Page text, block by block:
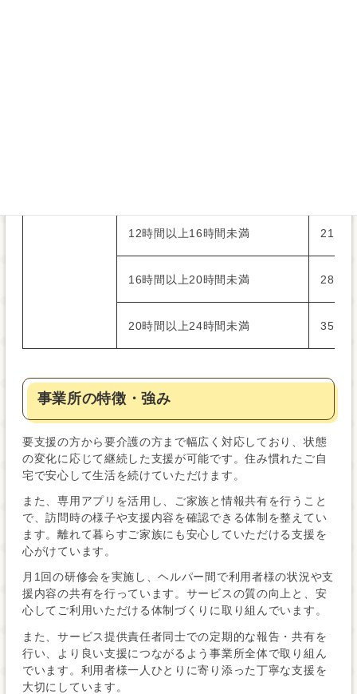
12時間以上16時間未満
16時間以上20時間未満
20時間以上24時間未満
事業所の特徴・強み
要支援の方から要介護の方まで幅広く対応しており、状態
の変化に応じて継続した支援が可能です。住み慣れたご自
宅で安心して生活を続けていただけます。
また、専用アプリを活用し、ご家族と情報共有を行うこと
で、訪問時の様子や支援内容を確認できる体制を整えてい
ます。離れて暮らすご家族にも安心していただける支援を
心がけています。
月1回の研修会を実施し、ヘルパー間で利用者様の状況や支
援内容の共有を行っています。サービスの質の向上と、安
心してご利用いただける体制づくりに取り組んでいます。
また、サービス提供責任者同士での定期的な報告・共有を
行い、より良い支援につながるよう事業所全体で取り組ん
でいます。利用者様一人ひとりに寄り添った丁寧な支援を
大切にしています。